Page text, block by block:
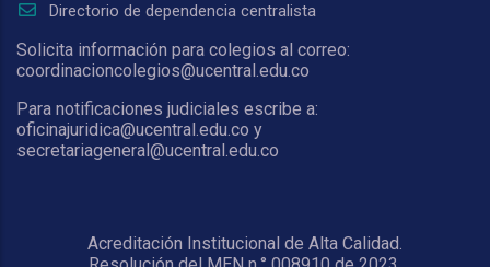
Directorio de dependencia centralista
Solicita información para colegios al correo:
coordinacioncolegios@ucentral.edu.co
Para notificaciones judiciales escribe a:
oficinajuridica@ucentral.edu.co y
secretariageneral@ucentral.edu.co
Acreditación Institucional de Alta Calidad.